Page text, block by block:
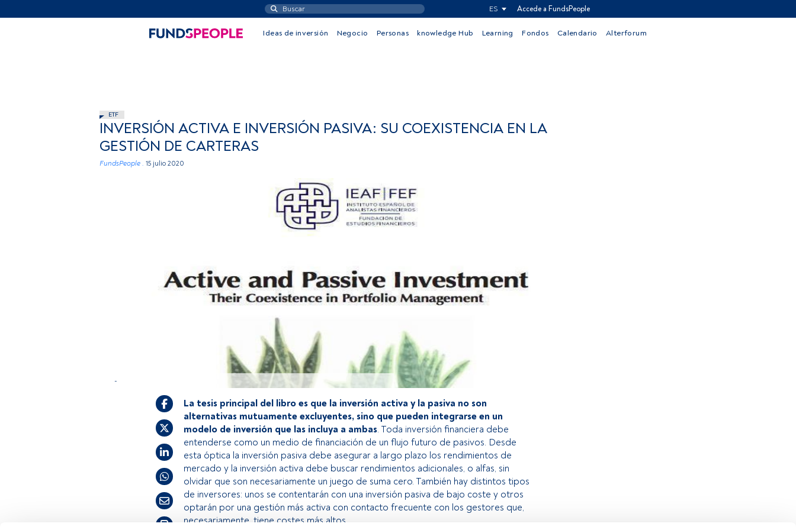
ES Accede a FundsPeople
Ideas de inversión Negocio Personas knowledge Hub Learning Fondos Calendario Alterforum
ETF
INVERSIÓN ACTIVA E INVERSIÓN PASIVA: SU COEXISTENCIA EN LA
GESTIÓN DE CARTERAS
FundsPeople . 15 julio 2020
-
La tesis principal del libro es que la inversión activa y la pasiva no son
alternativas mutuamente excluyentes, sino que pueden integrarse en un
modelo de inversión que las incluya a ambas. Toda inversión financiera debe
entenderse como un medio de financiación de un flujo futuro de pasivos. Desde
esta óptica la inversión pasiva debe asegurar a largo plazo los rendimientos de
mercado y la inversión activa debe buscar rendimientos adicionales, o alfas, sin
olvidar que son necesariamente un juego de suma cero. También hay distintos tipos
de inversores: unos se contentarán con una inversión pasiva de bajo coste y otros
optarán por una gestión más activa con contacto frecuente con los gestores que,
necesariamente, tiene costes más altos.